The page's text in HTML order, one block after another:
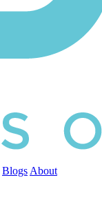
Blogs About